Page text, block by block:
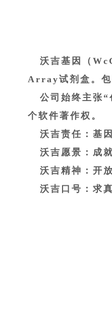
沃吉基因（
Array试剂盒。
公司始终主张“
个软件著作权
沃吉责任：基
沃吉愿景：成
沃吉精神：开放
沃吉口号：求